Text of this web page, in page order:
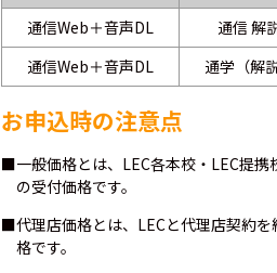
通信Web＋音声DL
通信 解
通信Web＋音声DL
通学（解
お申込時の注意点
■一般価格とは、LEC各本校・LEC提携
の受付価格です。
■代理店価格とは、LECと代理店契約
格です。